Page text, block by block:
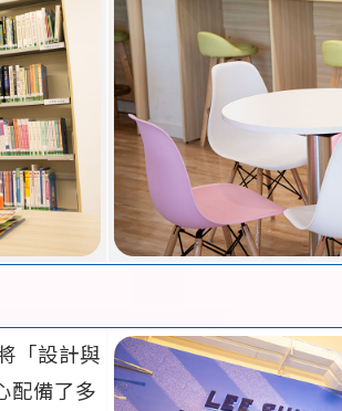
「設計與
配備了多